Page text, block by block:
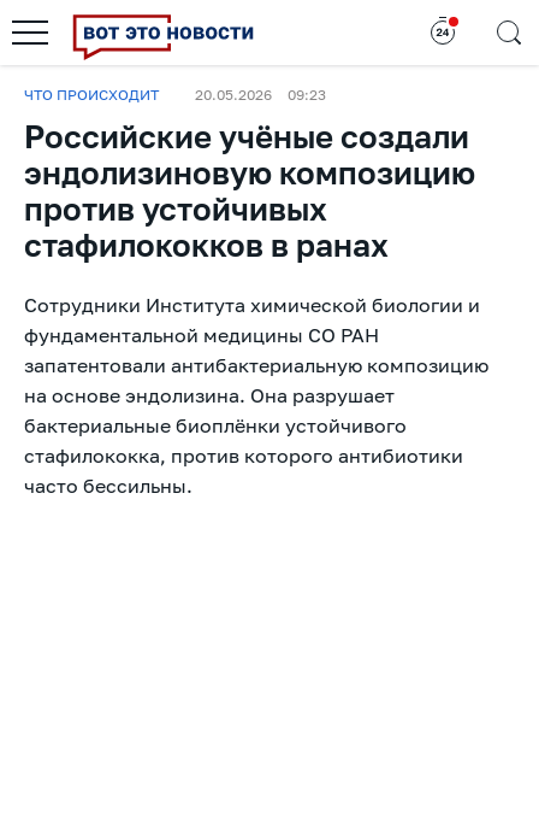
ЧТО ПРОИСХОДИТ 20.05.2026 09:23
Российские учёные создали
эндолизиновую композицию
против устойчивых
стафилококков в ранах
Сотрудники Института химической биологии и
фундаментальной медицины СО РАН
запатентовали антибактериальную композицию
на основе эндолизина. Она разрушает
бактериальные биоплёнки устойчивого
стафилококка, против которого антибиотики
часто бессильны.